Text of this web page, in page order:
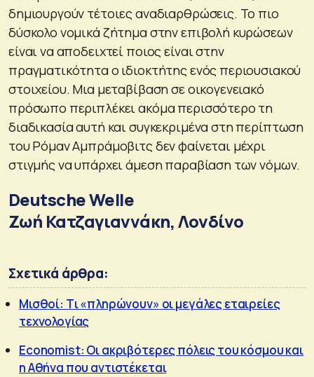
δημιουργούν τέτοιες αναδιαρθρώσεις. Το πιο
δύσκολο νομικά ζήτημα στην επιβολή κυρώσεων
είναι να αποδειχτεί ποιος είναι στην
πραγματικότητα ο ιδιοκτήτης ενός περιουσιακού
στοιχείου. Μια μεταβίβαση σε οικογενειακό
πρόσωπο περιπλέκει ακόμα περισσότερο τη
διαδικασία αυτή και συγκεκριμένα στη περίπτωση
του Ρόμαν Αμπράμοβιτς δεν φαίνεται μέχρι
στιγμής να υπάρχει άμεση παραβίαση των νόμων.
Deutsche Welle
Ζωή Κατζαγιαννάκη, Λονδίνο
Σχετικά άρθρα:
Μισθοί: Tι «πληρώνουν» οι μεγάλες εταιρείες
τεχνολογίας
Economist: Οι ακριβότερες πόλεις του κόσμου και
η Αθήνα που αντιστέκεται